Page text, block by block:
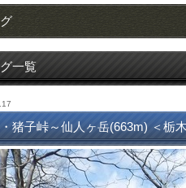
一覧
猪子峠～仙人ヶ岳(663m) ＜栃